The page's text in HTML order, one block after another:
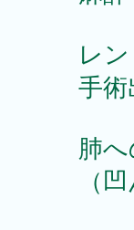
レ
手
肺
（